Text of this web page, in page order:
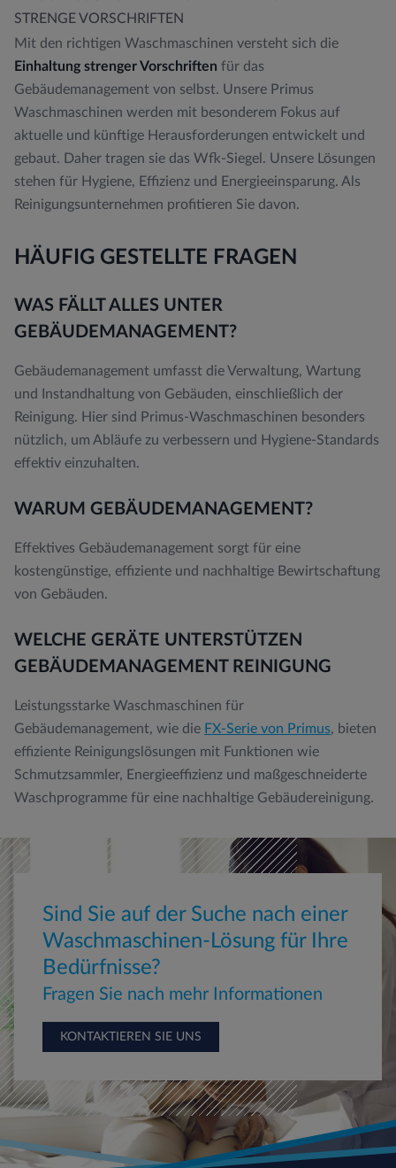
STRENGE VORSCHRIFTEN
Mit den richtigen Waschmaschinen versteht sich die
Einhaltung strenger Vorschriften für das
Gebäudemanagement von selbst. Unsere Primus
Waschmaschinen werden mit besonderem Fokus auf
aktuelle und künftige Herausforderungen entwickelt und
gebaut. Daher tragen sie das Wfk-Siegel. Unsere Lösungen
stehen für Hygiene, Effizienz und Energieeinsparung. Als
Reinigungsunternehmen profitieren Sie davon.
HÄUFIG GESTELLTE FRAGEN
WAS FÄLLT ALLES UNTER
GEBÄUDEMANAGEMENT?
Gebäudemanagement umfasst die Verwaltung, Wartung
und Instandhaltung von Gebäuden, einschließlich der
Reinigung. Hier sind Primus-Waschmaschinen besonders
nützlich, um Abläufe zu verbessern und Hygiene-Standards
effektiv einzuhalten.
WARUM GEBÄUDEMANAGEMENT?
Effektives Gebäudemanagement sorgt für eine
kostengünstige, effiziente und nachhaltige Bewirtschaftung
von Gebäuden.
WELCHE GERÄTE UNTERSTÜTZEN
GEBÄUDEMANAGEMENT REINIGUNG
Leistungsstarke Waschmaschinen für
Gebäudemanagement, wie die FX-Serie von Primus, bieten
effiziente Reinigungslösungen mit Funktionen wie
Schmutzsammler, Energieeffizienz und maßgeschneiderte
Waschprogramme für eine nachhaltige Gebäudereinigung.
Sind Sie auf der Suche nach einer
Waschmaschinen-Lösung für Ihre
Bedürfnisse?
Fragen Sie nach mehr Informationen
KONTAKTIEREN SIE UNS